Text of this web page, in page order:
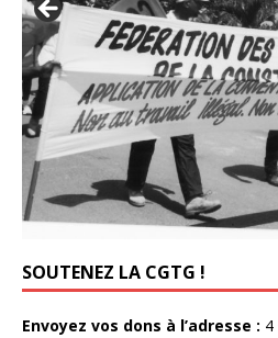
SOUTENEZ LA CGTG !
Envoyez vos dons à l’adresse : 4